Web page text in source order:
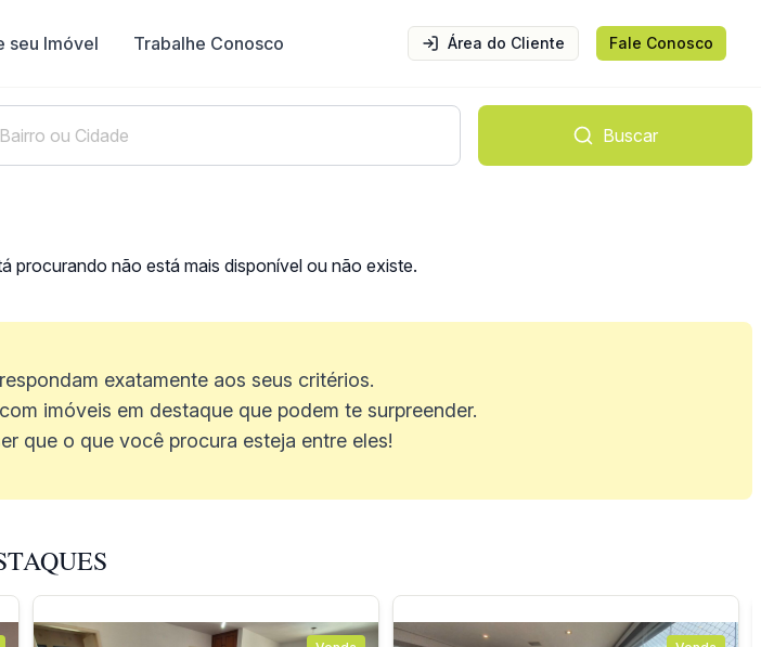
seu Imóvel Trabalhe Conosco Área do Cliente Fale Conosco
Buscar
procurando não está mais disponível ou não existe.
exatamente aos seus critérios.
imóveis em destaque que podem te surpreender.
que o que você procura esteja entre eles!